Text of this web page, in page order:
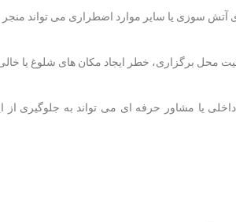
آتش سوزی یا سایر موارد اضطراری می تواند
محل برگزاری، خطر ایجاد مکان های شلوغ یا
یا مشاور حرفه ای می تواند به جلوگیری از